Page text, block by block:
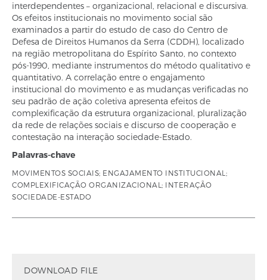
interdependentes – organizacional, relacional e discursiva.
Os efeitos institucionais no movimento social são
examinados a partir do estudo de caso do Centro de
Defesa de Direitos Humanos da Serra (CDDH), localizado
na região metropolitana do Espírito Santo, no contexto
pós-1990, mediante instrumentos do método qualitativo e
quantitativo. A correlação entre o engajamento
institucional do movimento e as mudanças verificadas no
seu padrão de ação coletiva apresenta efeitos de
complexificação da estrutura organizacional, pluralização
da rede de relações sociais e discurso de cooperação e
contestação na interação sociedade-Estado.
Palavras-chave
MOVIMENTOS SOCIAIS; ENGAJAMENTO INSTITUCIONAL;
COMPLEXIFICAÇÃO ORGANIZACIONAL; INTERAÇÃO
SOCIEDADE-ESTADO
DOWNLOAD FILE